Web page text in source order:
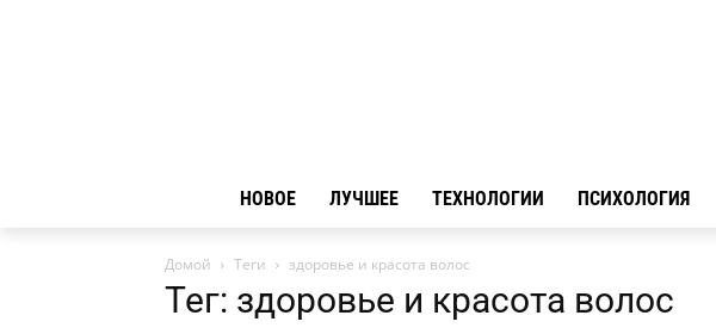
НОВОЕ ЛУЧШЕЕ ТЕХНОЛОГИИ ПСИХОЛОГИЯ
Домой Теги здоровье и красота волос
Тег: здоровье и красота волос